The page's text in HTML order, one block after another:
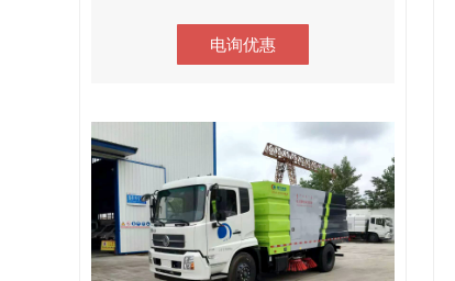
电询优惠